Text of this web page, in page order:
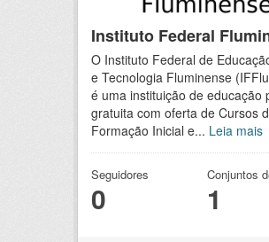
Instituto Federal
O Instituto Federal de
e Tecnologia Fluminense
é uma instituição de educação
gratuita com oferta de Cursos
Formação Inicial e... Leia mais
Seguidores
0
Conjuntos
1